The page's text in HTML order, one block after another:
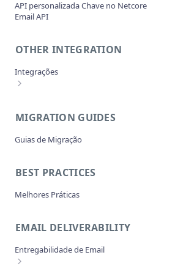
O que é a aprovação Fast Track?
Como passar argumentos únicos em
cada SMTP email?
mensagens?
Como usar as Tags no Netcore Email
API ?
Como recuperar ou alterar minha
senha SMTP do painel Netcore Email
API
rejeitado" ou "hospedeiro do cliente
sobre SMTP ?
e-mails usando o Pepipost?
A senha SMTP é diferente da senha de
login da conta?
API personalizada Chave no Netcore
Email API
OTHER INTEGRATION
Integrações
Outra Integração App
MIGRATION GUIDES
Guias de Migração
BEST PRACTICES
Melhores Práticas
EMAIL DELIVERABILITY
Entregabilidade de Email